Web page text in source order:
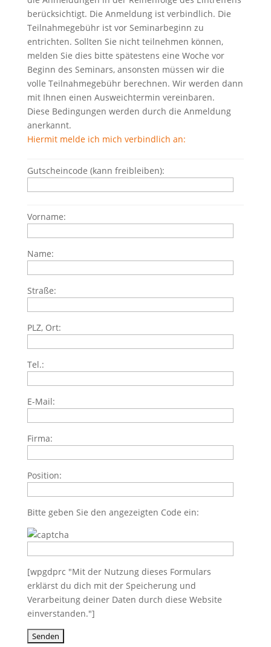
berücksichtigt. Die Anmeldung ist verbindlich. Die
Teilnahmegebühr ist vor Seminarbeginn zu
entrichten. Sollten Sie nicht teilnehmen können,
melden Sie dies bitte spätestens eine Woche vor
Beginn des Seminars, ansonsten müssen wir die
volle Teilnahmegebühr berechnen. Wir werden dann
mit Ihnen einen Ausweichtermin vereinbaren.
Diese Bedingungen werden durch die Anmeldung
anerkannt.
Hiermit melde ich mich verbindlich an:
Gutscheincode (kann freibleiben):
Vorname:
Name:
Straße:
PLZ, Ort:
Tel.:
E-Mail:
Firma:
Position:
Bitte geben Sie den angezeigten Code ein:
[wpgdprc "Mit der Nutzung dieses Formulars
erklärst du dich mit der Speicherung und
Verarbeitung deiner Daten durch diese Website
einverstanden."]